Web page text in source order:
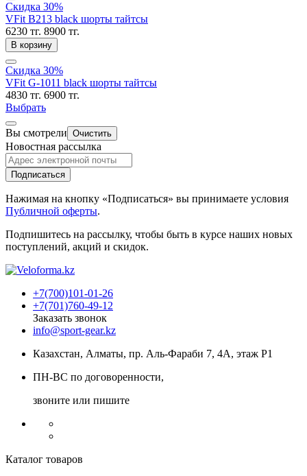
Скидка 30%
VFit B213 black шорты тайтсы
6230 тг. 8900 тг.
В корзину
Скидка 30%
VFit G-1011 black шорты тайтсы
4830 тг. 6900 тг.
Выбрать
Вы смотрели Очистить
Новостная рассылка
Подписаться
Нажимая на кнопку «Подписаться» вы принимаете условия
Публичной оферты.
Подпишитесь на рассылку, чтобы быть в курсе наших новых
поступлений, акций и скидок.
+7(700)101-01-26
+7(701)760-49-12
Заказать звонок
info@sport-gear.kz
Казахстан, Алматы, пр. Аль-Фараби 7, 4А, этаж Р1
ПН-ВС по договоренности,
звоните или пишите
Каталог товаров